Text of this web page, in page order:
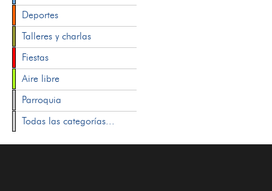
Deportes
Talleres y charlas
Fiestas
Aire libre
Parroquia
Todas las categorías...